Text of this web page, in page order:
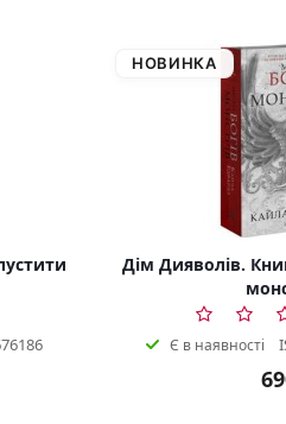
НОВИНКА
Дім Дияволів.
Є в наявності